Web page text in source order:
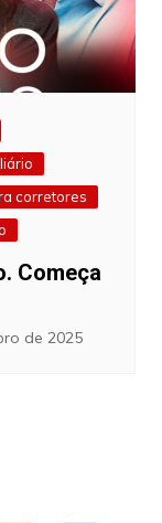
corretores
Começa
de 2025